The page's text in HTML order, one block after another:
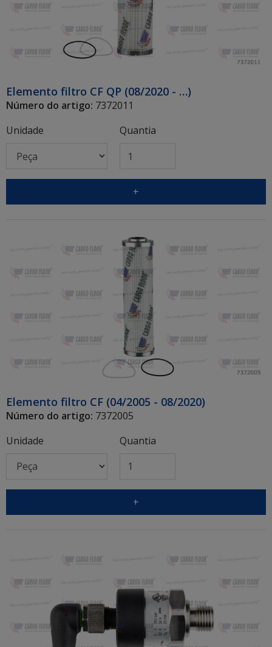
Elemento filtro CF QP (08/2020 - …)
Número do artigo: 7372011
Unidade
Quantia
+
Elemento filtro CF (04/2005 - 08/2020)
Número do artigo: 7372005
Unidade
Quantia
+